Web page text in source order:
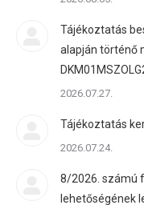
Tájékoztatás
alapján történő
2026.07.27.
Tájékoztatás
2026.07.24.
8/2026. számú
lehetőségének